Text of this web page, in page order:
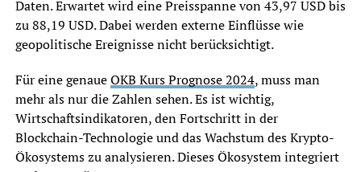
Daten. Erwartet wird eine Preisspanne von 43,97 USD bis
zu 88,19 USD. Dabei werden externe Einflüsse wie
geopolitische Ereignisse nicht berücksichtigt.
Für eine genaueOKB Kurs Prognose 2024, muss man
mehr als nur die Zahlen sehen. Es ist wichtig,
Wirtschaftsindikatoren, den Fortschritt in der
Blockchain-Technologie und das Wachstum des Krypto-
Ökosystems zu analysieren. Dieses Ökosystem integriert